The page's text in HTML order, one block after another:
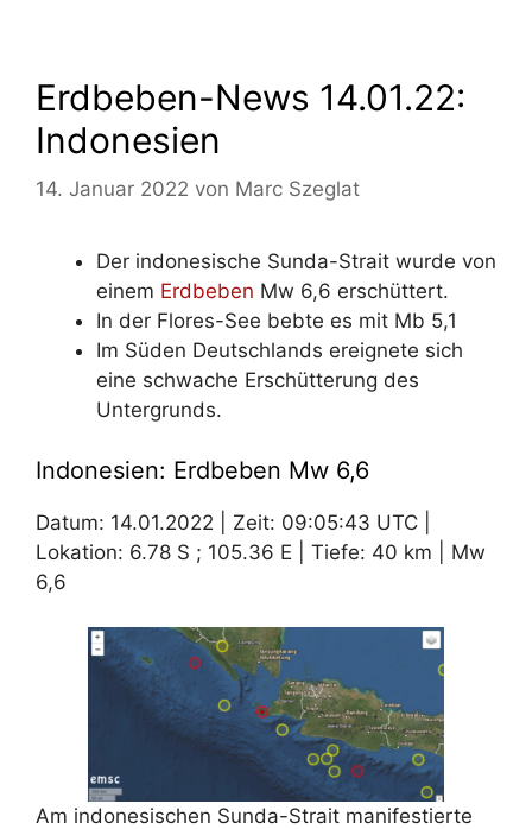
Erdbeben-News 14.01.22:
Indonesien
14. Januar 2022 von Marc Szeglat
Der indonesische Sunda-Strait wurde von
einem Erdbeben Mw 6,6 erschüttert.
In der Flores-See bebte es mit Mb 5,1
Im Süden Deutschlands ereignete sich
eine schwache Erschütterung des
Untergrunds.
Indonesien: Erdbeben Mw 6,6
Datum: 14.01.2022 | Zeit: 09:05:43 UTC |
Lokation: 6.78 S ; 105.36 E | Tiefe: 40 km | Mw
6,6
Am indonesischen Sunda-Strait manifestierte